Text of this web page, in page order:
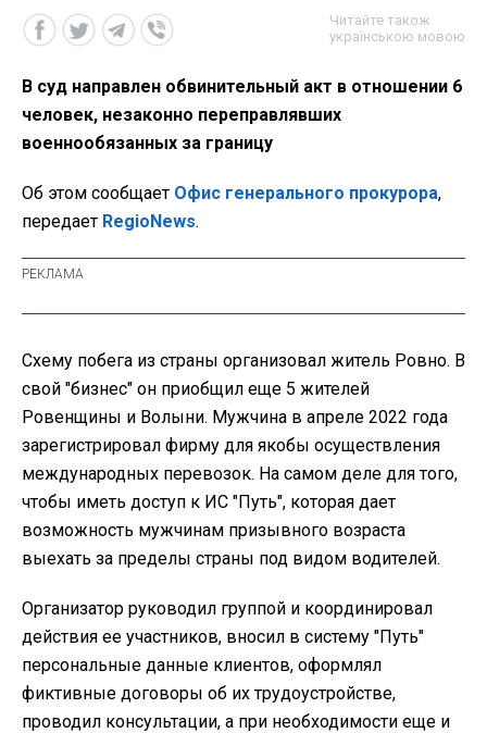
Читайте також
українською мовою
В суд направлен обвинительный акт в отношении 6
человек, незаконно переправлявших
военнообязанных за границу
Об этом сообщает Офис генерального прокурора,
передает RegioNews.
Схему побега из страны организовал житель Ровно. В
свой "бизнес" он приобщил еще 5 жителей
Ровенщины и Волыни. Мужчина в апреле 2022 года
зарегистрировал фирму для якобы осуществления
международных перевозок. На самом деле для того,
чтобы иметь доступ к ИС "Путь", которая дает
возможность мужчинам призывного возраста
выехать за пределы страны под видом водителей.
Организатор руководил группой и координировал
действия ее участников, вносил в систему "Путь"
персональные данные клиентов, оформлял
фиктивные договоры об их трудоустройстве,
проводил консультации, а при необходимости еще и